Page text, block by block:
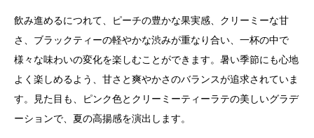
飲み進めるにつれて、ピーチの豊かな果実感、クリーミーな甘
さ、ブラックティーの軽やかな渋みが重なり合い、一杯の中で
様々な味わいの変化を楽しむことができます。暑い季節にも心地
よく楽しめるよう、甘さと爽やかさのバランスが追求されていま
す。見た目も、ピンク色とクリーミーティーラテの美しいグラデ
ーションで、夏の高揚感を演出します。